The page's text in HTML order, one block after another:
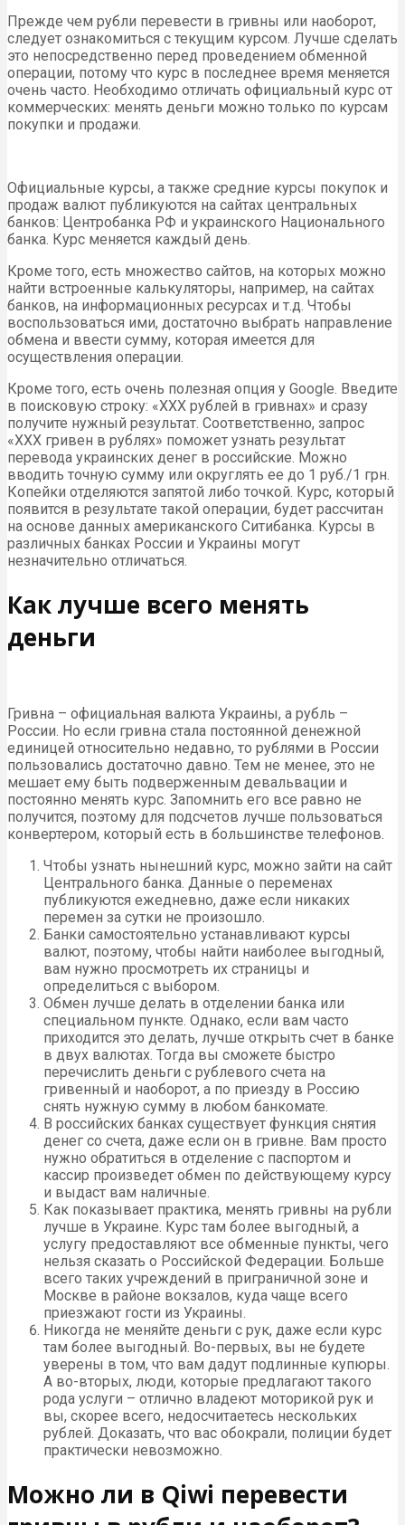
Прежде чем рубли перевести в гривны или наоборот,
следует ознакомиться с текущим курсом. Лучше сделать
это непосредственно перед проведением обменной
операции, потому что курс в последнее время меняется
очень часто. Необходимо отличать официальный курс от
коммерческих: менять деньги можно только по курсам
покупки и продажи.
Официальные курсы, а также средние курсы покупок и
продаж валют публикуются на сайтах центральных
банков: Центробанка РФ и украинского Национального
банка. Курс меняется каждый день.
Кроме того, есть множество сайтов, на которых можно
найти встроенные калькуляторы, например, на сайтах
банков, на информационных ресурсах и т.д. Чтобы
воспользоваться ими, достаточно выбрать направление
обмена и ввести сумму, которая имеется для
осуществления операции.
Кроме того, есть очень полезная опция у Google. Введите
в поисковую строку: «ХХХ рублей в гривнах» и сразу
получите нужный результат. Соответственно, запрос
«ХХХ гривен в рублях» поможет узнать результат
перевода украинских денег в российские. Можно
вводить точную сумму или округлять ее до 1 руб./1 грн.
Копейки отделяются запятой либо точкой. Курс, который
появится в результате такой операции, будет рассчитан
на основе данных американского Ситибанка. Курсы в
различных банках России и Украины могут
незначительно отличаться.
Как лучше всего менять
деньги
Гривна – официальная валюта Украины, а рубль –
России. Но если гривна стала постоянной денежной
единицей относительно недавно, то рублями в России
пользовались достаточно давно. Тем не менее, это не
мешает ему быть подверженным девальвации и
постоянно менять курс. Запомнить его все равно не
получится, поэтому для подсчетов лучше пользоваться
конвертером, который есть в большинстве телефонов.
Чтобы узнать нынешний курс, можно зайти на сайт
Центрального банка. Данные о переменах
публикуются ежедневно, даже если никаких
перемен за сутки не произошло.
Банки самостоятельно устанавливают курсы
валют, поэтому, чтобы найти наиболее выгодный,
вам нужно просмотреть их страницы и
определиться с выбором.
Обмен лучше делать в отделении банка или
специальном пункте. Однако, если вам часто
приходится это делать, лучше открыть счет в банке
в двух валютах. Тогда вы сможете быстро
перечислить деньги с рублевого счета на
гривенный и наоборот, а по приезду в Россию
снять нужную сумму в любом банкомате.
В российских банках существует функция снятия
денег со счета, даже если он в гривне. Вам просто
нужно обратиться в отделение с паспортом и
кассир произведет обмен по действующему курсу
и выдаст вам наличные.
Как показывает практика, менять гривны на рубли
лучше в Украине. Курс там более выгодный, а
услугу предоставляют все обменные пункты, чего
нельзя сказать о Российской Федерации. Больше
всего таких учреждений в приграничной зоне и
Москве в районе вокзалов, куда чаще всего
приезжают гости из Украины.
Никогда не меняйте деньги с рук, даже если курс
там более выгодный. Во-первых, вы не будете
уверены в том, что вам дадут подлинные купюры.
А во-вторых, люди, которые предлагают такого
рода услуги – отлично владеют моторикой рук и
вы, скорее всего, недосчитаетесь нескольких
рублей. Доказать, что вас обокрали, полиции будет
практически невозможно.
Можно ли в Qiwi перевести